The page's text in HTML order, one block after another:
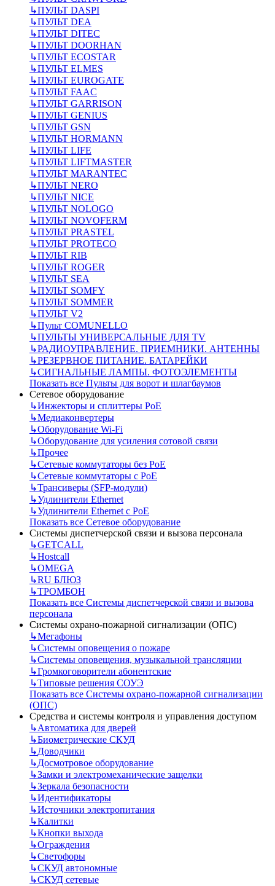
↳ПУЛЬТ DASPI
↳ПУЛЬТ DEA
↳ПУЛЬТ DITEC
↳ПУЛЬТ DOORHAN
↳ПУЛЬТ ECOSTAR
↳ПУЛЬТ ELMES
↳ПУЛЬТ EUROGATE
↳ПУЛЬТ FAAC
↳ПУЛЬТ GARRISON
↳ПУЛЬТ GENIUS
↳ПУЛЬТ GSN
↳ПУЛЬТ HORMANN
↳ПУЛЬТ LIFE
↳ПУЛЬТ LIFTMASTER
↳ПУЛЬТ MARANTEC
↳ПУЛЬТ NERO
↳ПУЛЬТ NICE
↳ПУЛЬТ NOLOGO
↳ПУЛЬТ NOVOFERM
↳ПУЛЬТ PRASTEL
↳ПУЛЬТ PROTECO
↳ПУЛЬТ RIB
↳ПУЛЬТ ROGER
↳ПУЛЬТ SEA
↳ПУЛЬТ SOMFY
↳ПУЛЬТ SOMMER
↳ПУЛЬТ V2
↳Пульт СOMUNELLO
↳ПУЛЬТЫ УНИВЕРСАЛЬНЫЕ ДЛЯ TV
↳РАДИОУПРАВЛЕНИЕ. ПРИЕМНИКИ. АНТЕННЫ
↳РЕЗЕРВНОЕ ПИТАНИЕ. БАТАРЕЙКИ
↳СИГНАЛЬНЫЕ ЛАМПЫ. ФОТОЭЛЕМЕНТЫ
Показать все Пульты для ворот и шлагбаумов
Сетевое оборудование
↳Инжекторы и сплиттеры РоЕ
↳Медиаконвертеры
↳Оборудование Wi-Fi
↳Оборудование для усиления сотовой связи
↳Прочее
↳Сетевые коммутаторы без РоЕ
↳Сетевые коммутаторы с РоЕ
↳Трансиверы (SFP-модули)
↳Удлинители Ethernet
↳Удлинители Ethernet с PoE
Показать все Сетевое оборудование
Системы диспетчерской связи и вызова персонала
↳GETCALL
↳Hostcall
↳OMEGA
↳RU БЛЮЗ
↳ТРОМБОН
Показать все Системы диспетчерской связи и вызова
персонала
Системы охрано-пожарной сигнализации (ОПС)
↳Мегафоны
↳Системы оповещения о пожаре
↳Системы оповещения, музыкальной трансляции
↳Громкоговорители абонентские
↳Типовые решения СОУЭ
Показать все Системы охрано-пожарной сигнализации
(ОПС)
Средства и системы контроля и управления доступом
↳Автоматика для дверей
↳Биометрические СКУД
↳Доводчики
↳Досмотровое оборудование
↳Замки и электромеханические защелки
↳Зеркала безопасности
↳Идентификаторы
↳Источники электропитания
↳Калитки
↳Кнопки выхода
↳Ограждения
↳Светофоры
↳СКУД автономные
↳СКУД сетевые